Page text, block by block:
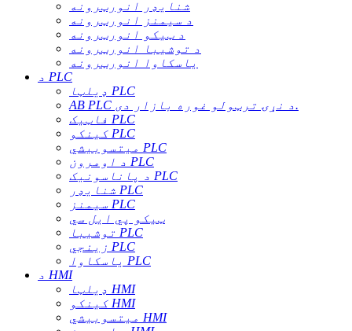
شنایډر انورټرونه
د سیمنز انورټرونه
د ټیکو انورټرونه
د توشیبا انورټرونه
یاسکاوا انورټرونه
د PLC
ډیلټا PLC
AB PLC د نړۍ ترټولو غوره بازار دی.
فاټیک PLC
کینکو PLC
میتسوبیشي PLC
د اومرون PLC
د پاناسونیک PLC
شنایډر PLC
سیمنز PLC
ټیکو پي ایل سي
توشیبا PLC
زینجي PLC
یاسکاوا PLC
د HMI
ډیلټا HMI
کینکو HMI
میتسوبیشي HMI